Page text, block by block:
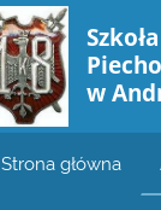
w
Strona główna